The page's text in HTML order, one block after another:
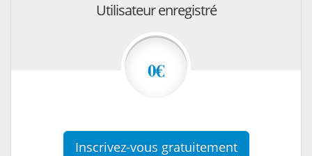
Utilisateur enregistré
0€
Inscrivez-vous gratuitement